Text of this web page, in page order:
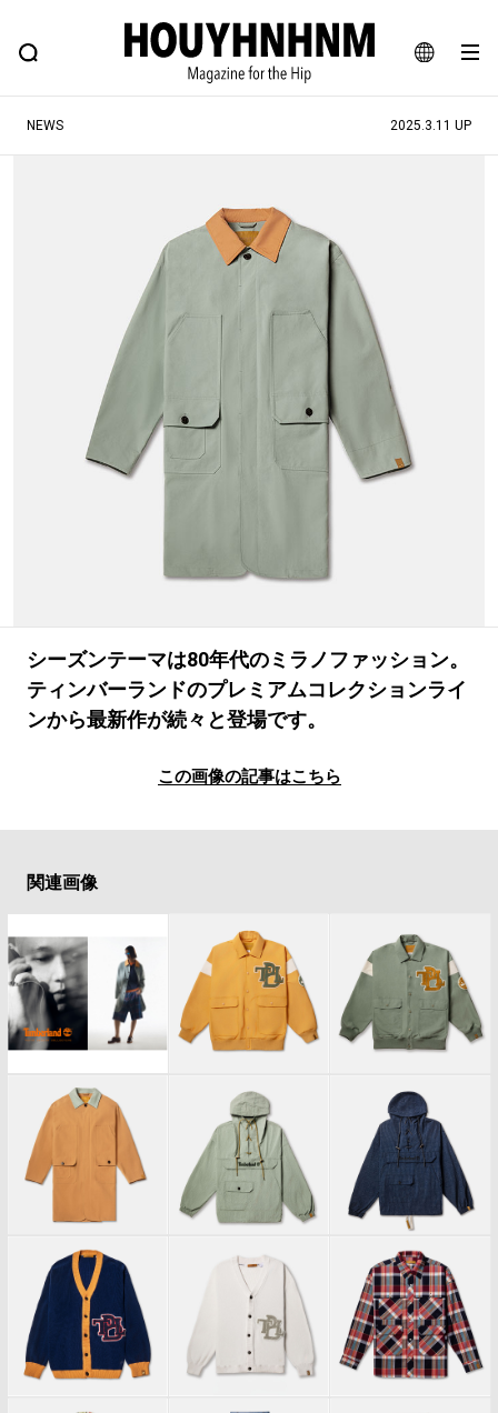
JA
EN
FEATURE BLOG SNAP
ヒップなファッション、カルチャー、ライフスタイルWEBマガジン
#SHOPPING ADDICT #憧れの逸品
#ESSENTIAL DESIGNS #古着サミット
#NEW VINTAGE #マイナーグッド図鑑
#路地裏てぃーん。 #MONTHLY JOURNAL
#GH 銘品の所以
#Commune H #FOCUS IT #AH.H
#ととけん #FASHION #MUSIC #MOVIE
NEWS 2025.3.11 UP
シーズンテーマは80年代のミラノファッション。
ティンバーランドのプレミアムコレクションライ
ンから最新作が続々と登場です。
この画像の記事はこちら
関連画像